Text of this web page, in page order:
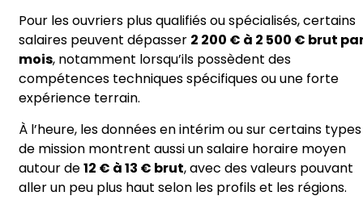
Pour les ouvriers plus qualifiés ou spécialisés, certains
salaires peuvent dépasser 2 200 € à 2 500 € brut
mois, notamment lorsqu’ils possèdent des
compétences techniques spécifiques ou une forte
expérience terrain.
À l’heure, les données en intérim ou sur certains types
de mission montrent aussi un salaire horaire moyen
autour de12 € à 13 € brut, avec des valeurs pouvant
aller un peu plus haut selon les profils et les régions.